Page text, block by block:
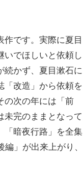
です。実際に夏目
いでほしいと依頼し
続かず、夏目漱石に
「改造」から依頼を
の次の年には「前
未完のままとなって
「暗夜行路」を全集
」が出来上がり、